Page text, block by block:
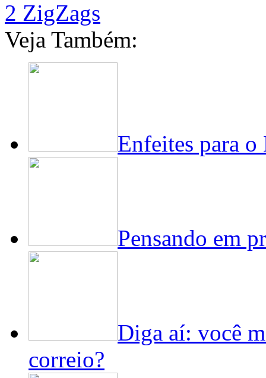
2 ZigZags
Veja Também:
Enfeites para o
Pensando em
Diga aí: você
correio?